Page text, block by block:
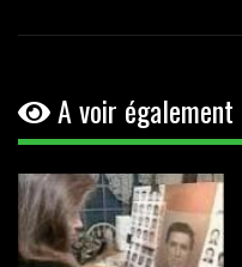
A voir également